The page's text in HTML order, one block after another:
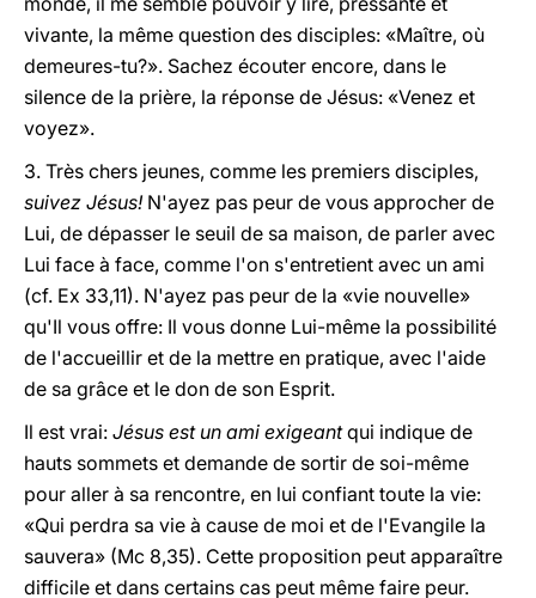
vivante, la même question des disciples: «Maître, où
demeures-tu?». Sachez écouter encore, dans le
silence de la prière, la réponse de Jésus: «Venez et
voyez».
3. Très chers jeunes, comme les premiers disciples,
suivez Jésus!N'ayez pas peur de vous approcher de
Lui, de dépasser le seuil de sa maison, de parler avec
Lui face à face, comme l'on s'entretient avec un ami
(cf. Ex 33,11). N'ayez pas peur de la «vie nouvelle»
qu'Il vous offre: Il vous donne Lui-même la possibilité
de l'accueillir et de la mettre en pratique, avec l'aide
de sa grâce et le don de son Esprit.
Il est vrai: Jésus est un ami exigeantqui indique de
hauts sommets et demande de sortir de soi-même
pour aller à sa rencontre, en lui confiant toute la vie:
«Qui perdra sa vie à cause de moi et de l'Evangile la
sauvera» (Mc 8,35). Cette proposition peut apparaître
difficile et dans certains cas peut même faire peur.